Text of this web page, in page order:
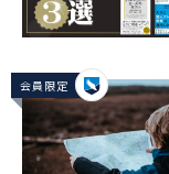
会員限定